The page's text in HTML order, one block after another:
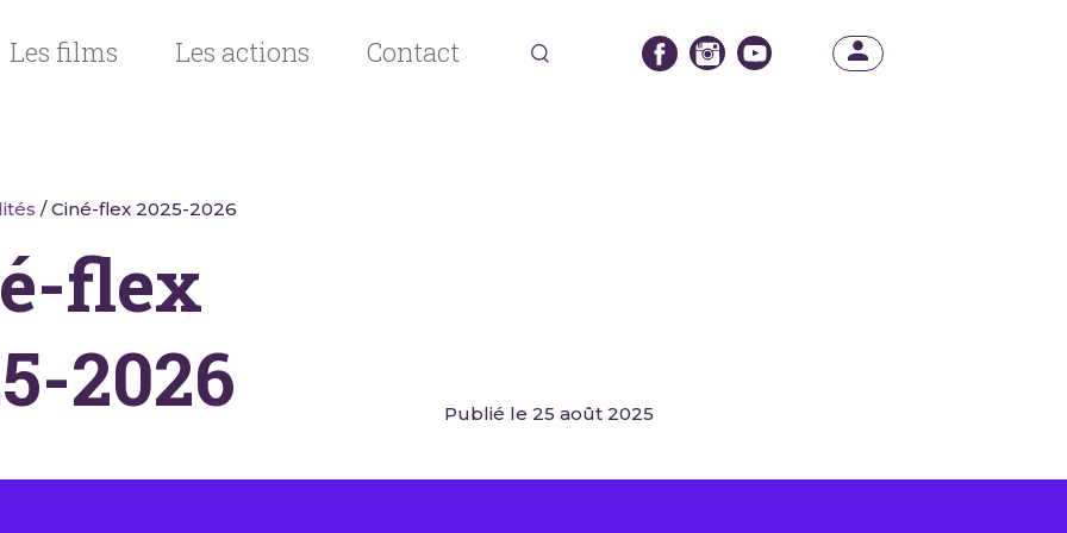
Les films Les actions Contact
/ Ciné-flex 2025-2026
flex
2026
Publié le 25 août 2025